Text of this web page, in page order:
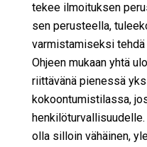
tekee ilmoituksen
sen perusteella,
varmistamiseksi
Ohjeen mukaan yhtä
riittävänä pienessä
kokoontumistilassa,
olla silloin vähäinen,